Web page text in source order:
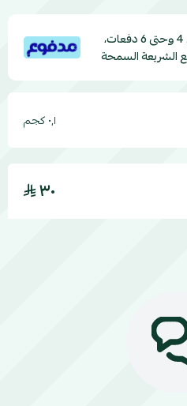
قسم دفعاتك بطريقة ميسرة إلى 4 وحتى 6 دفعات،
الشريعة السمحة
٠٫١ كجم
٣٠